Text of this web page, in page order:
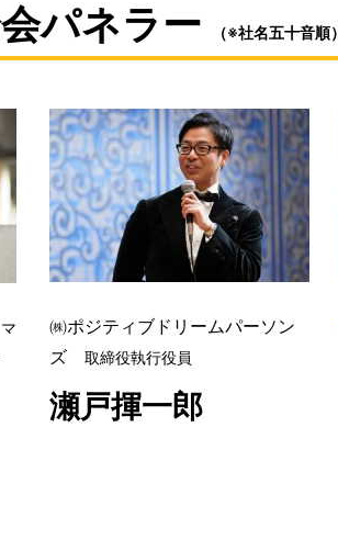
パネラー （※社名五十音順）
マ
㈱ポジティブドリームパーソン
ズ 取締役執行役員
瀬戸揮一郎